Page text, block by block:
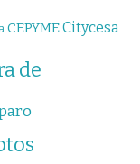
CEPYMECitycesa
de